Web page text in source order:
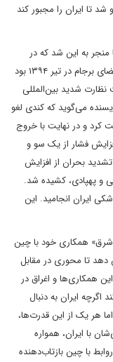
شد تا ایران را مجبور کند
به این شد که در
نهایت دو طرف تن به مذاکراتی دادند که نتیجه آن امضای برجام در تیر ۱۳۹۴ بود
شدید بین‌‌المللی
می‌گوید که کندی لغو
کرد و در نهایت با خروج
طرف برای افزایش فشار از یک سو و
بحران از افزایش
و پهپادی، کشیده شد.
ایران انجامید. این
شرق»‌ همکاری خود با چین
تا محوری در مقابل
همکاری‌ها و اغراق در
اگرچه ایران به دنبال
هر یک از این قدرت‌ها،
با ایران، همواره
با چین بازتاب‌دهنده